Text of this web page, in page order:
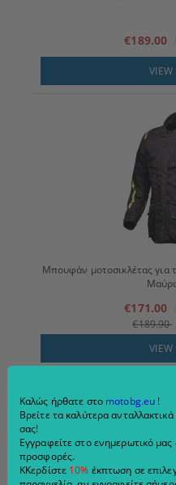
€189.00
VIEW
Μπουφάν μοτοσικλέτας για
€171.00
€189.90
VIEW
Καλώς ήρθατε στο motobg.eu !
Βρείτε τα καλύτερα
σας!
Εγγραφείτε στο ενημερωτικό μας
προσφορές.
ΚΚερδίστε 10% έκπτωση σε